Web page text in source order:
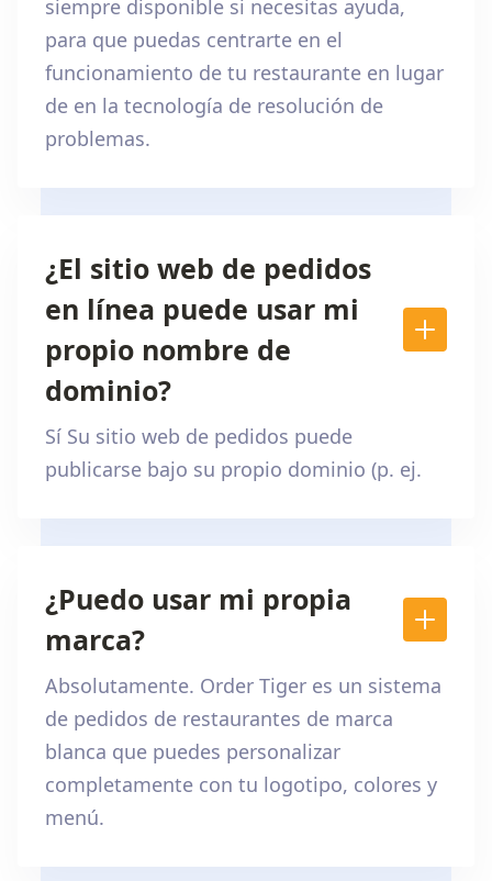
siempre disponible si necesitas ayuda,
para que puedas centrarte en el
funcionamiento de tu restaurante en lugar
de en la tecnología de resolución de
problemas.
¿El sitio web de pedidos
en línea puede usar mi
propio nombre de
dominio?
Sí Su sitio web de pedidos puede
publicarse bajo su propio dominio (p. ej.
¿Puedo usar mi propia
marca?
Absolutamente. Order Tiger es un sistema
de pedidos de restaurantes de marca
blanca que puedes personalizar
completamente con tu logotipo, colores y
menú.